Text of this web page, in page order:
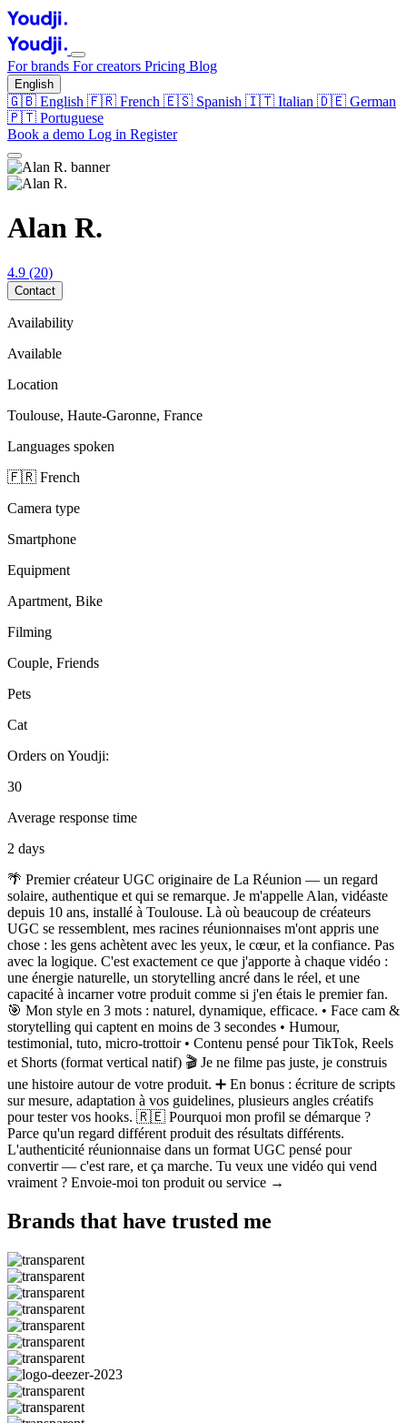
For brands For creators Pricing Blog
English
🇬🇧 English 🇫🇷 French 🇪🇸 Spanish 🇮🇹 Italian 🇩🇪 German
🇵🇹 Portuguese
Book a demo Log in Register
Alan R.
4.9 (20)
Contact
Availability
Available
Location
Toulouse, Haute-Garonne, France
Languages spoken
🇫🇷 French
Camera type
Smartphone
Equipment
Apartment, Bike
Filming
Couple, Friends
Pets
Cat
Orders on Youdji:
30
Average response time
2 days
🌴 Premier créateur UGC originaire de La Réunion — un regard
solaire, authentique et qui se remarque. Je m'appelle Alan, vidéaste
depuis 10 ans, installé à Toulouse. Là où beaucoup de créateurs
UGC se ressemblent, mes racines réunionnaises m'ont appris une
chose : les gens achètent avec les yeux, le cœur, et la confiance. Pas
avec la logique. C'est exactement ce que j'apporte à chaque vidéo :
une énergie naturelle, un storytelling ancré dans le réel, et une
capacité à incarner votre produit comme si j'en étais le premier fan.
🎯 Mon style en 3 mots : naturel, dynamique, efficace. • Face cam &
storytelling qui captent en moins de 3 secondes • Humour,
testimonial, tuto, micro-trottoir • Contenu pensé pour TikTok, Reels
et Shorts (format vertical natif) 🎬 Je ne filme pas juste, je construis
une histoire autour de votre produit. ➕ En bonus : écriture de scripts
sur mesure, adaptation à vos guidelines, plusieurs angles créatifs
pour tester vos hooks. 🇷🇪 Pourquoi mon profil se démarque ?
Parce qu'un regard différent produit des résultats différents.
L'authenticité réunionnaise dans un format UGC pensé pour
convertir — c'est rare, et ça marche. Tu veux une vidéo qui vend
vraiment ? Envoie-moi ton produit ou service →
Brands that have trusted me